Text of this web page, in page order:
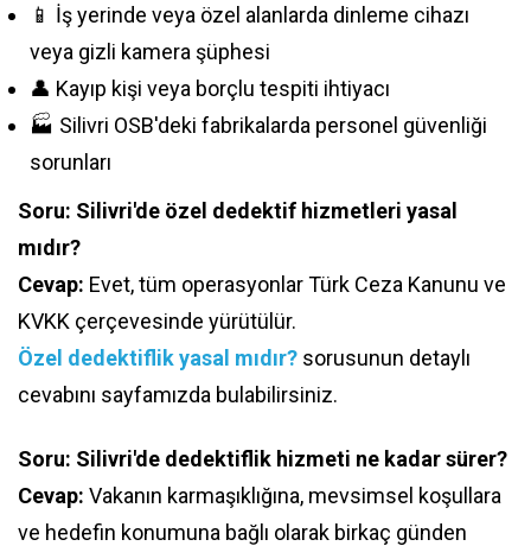
📱 İş yerinde veya özel alanlarda dinleme cihazı
veya gizli kamera şüphesi
👤 Kayıp kişi veya borçlu tespiti ihtiyacı
🏭 Silivri OSB'deki fabrikalarda personel güvenliği
sorunları
Soru: Silivri'de özel dedektif hizmetleri yasal
mıdır?
Cevap: Evet, tüm operasyonlar Türk Ceza Kanunu ve
KVKK çerçevesinde yürütülür.
Özel dedektiflik yasal mıdır? sorusunun detaylı
cevabını sayfamızda bulabilirsiniz.
Soru: Silivri'de dedektiflik hizmeti ne kadar sürer?
Cevap: Vakanın karmaşıklığına, mevsimsel koşullara
ve hedefin konumuna bağlı olarak birkaç günden